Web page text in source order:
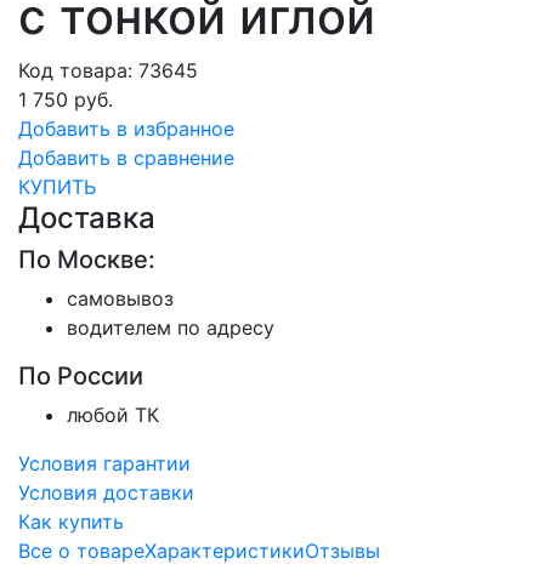
с тонкой иглой
Код товара: 73645
1 750 руб.
Добавить в избранное
Добавить в сравнение
КУПИТЬ
Доставка
По Москве:
самовывоз
водителем по адресу
По России
любой ТК
Условия гарантии
Условия доставки
Как купить
Все о товареХарактеристикиОтзывы